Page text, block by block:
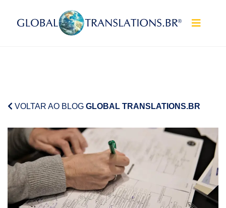
Pular para o conteúdo
VOLTAR AO BLOG GLOBAL TRANSLATIONS.BR